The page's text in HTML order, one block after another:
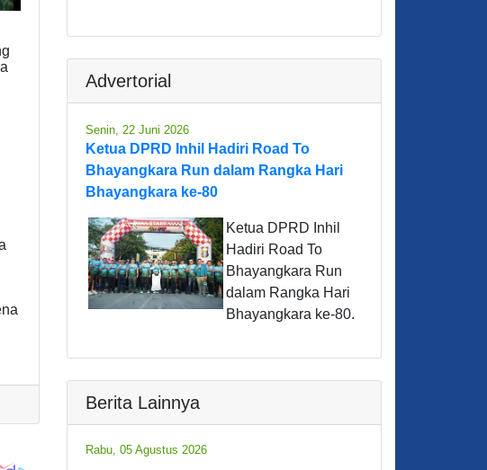
Advertorial
Senin, 22 Juni 2026
Ketua DPRD Inhil Hadiri Road To
Bhayangkara Run dalam Rangka Hari
Bhayangkara ke-80
Ketua DPRD Inhil
Hadiri Road To
Bhayangkara Run
dalam Rangka Hari
Bhayangkara ke-80.
Berita Lainnya
Rabu, 05 Agustus 2026